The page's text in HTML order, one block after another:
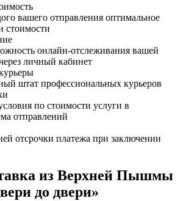
вашего отправления оптимальное
стоимости
онлайн-отслеживания вашей
личный кабинет
штат профессиональных курьеров
по стоимости услуги в
отправлений
отсрочки платежа при заключении
из Верхней Пышмы
до двери»